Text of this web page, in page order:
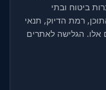
ביטוח ובתי
רמת הדיוק, תנאי
הגלישה לאתרים